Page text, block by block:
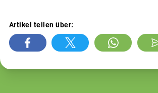
Artikel teilen über: